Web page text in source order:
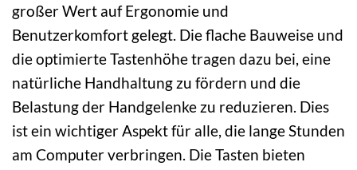
großer Wert auf Ergonomie und
Benutzerkomfort gelegt. Die flache Bauweise und
die optimierte Tastenhöhe tragen dazu bei, eine
natürliche Handhaltung zu fördern und die
Belastung der Handgelenke zu reduzieren. Dies
ist ein wichtiger Aspekt für alle, die lange Stunden
am Computer verbringen. Die Tasten bieten